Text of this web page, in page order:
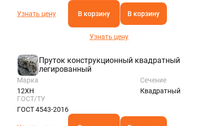
Узнать цену В корзину В корзину
Узнать цену
Пруток конструкционный квадратный
легированный
Марка
12ХН
Сечение
Квадратный
ГОСТ/ТУ
ГОСТ 4543-2016